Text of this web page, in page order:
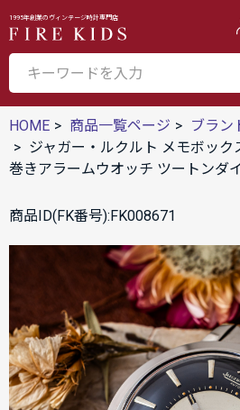
1995年創業のヴィンテージ時計専門店
HOME 商品一覧ページ ブラン
ジャガー・ルクルト メモボッ
巻きアラームウオッチ ツートンダ
商品ID(FK番号):FK008671